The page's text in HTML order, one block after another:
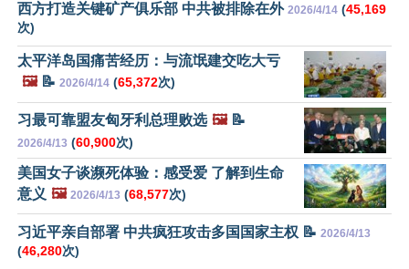
西方打造关键矿产俱乐部 中共被排除在外 2026/4/14 (45,169
次)
太平洋岛国痛苦经历：与流氓建交吃大亏
🖼️📝 2026/4/14 (65,372次)
习最可靠盟友匈牙利总理败选 🖼️📝
2026/4/13 (60,900次)
美国女子谈濒死体验：感受爱 了解到生命
意义 🖼️ 2026/4/13 (68,577次)
习近平亲自部署 中共疯狂攻击多国国家主权 📝 2026/4/13
(46,280次)